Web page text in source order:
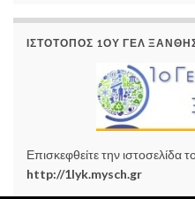
ΙΣΤΌΤΟΠΟΣ 1ΟΥ ΓΕΛ
Επισκεφθείτε την ιστοσελίδα
http://1lyk.mysch.gr